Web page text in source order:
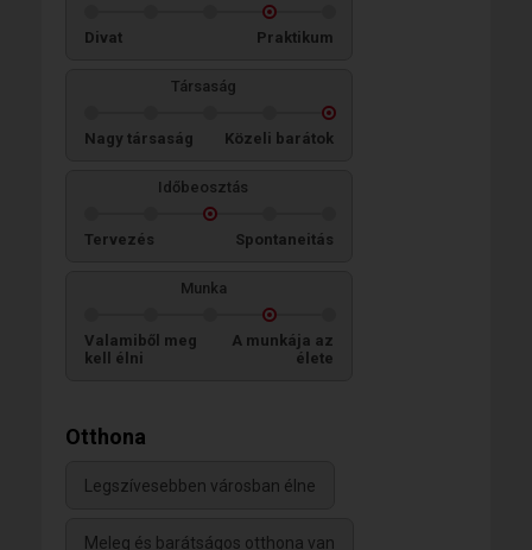
Divat Praktikum
Társaság
Nagy társaság Közeli barátok
Időbeosztás
Tervezés Spontaneitás
Munka
Valamiből meg
kell élni
A munkája az
élete
Otthona
Legszívesebben városban élne
Meleg és barátságos otthona van